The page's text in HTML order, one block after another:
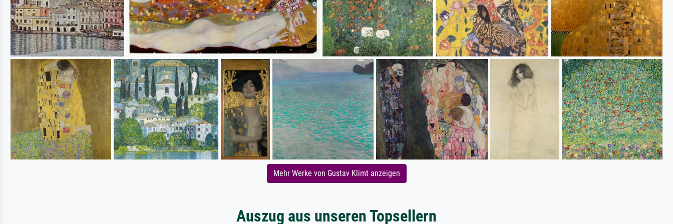
Mehr Werke von Gustav Klimt anzeigen
Auszug aus unseren Topsellern